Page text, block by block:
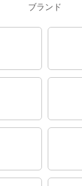
ブランド